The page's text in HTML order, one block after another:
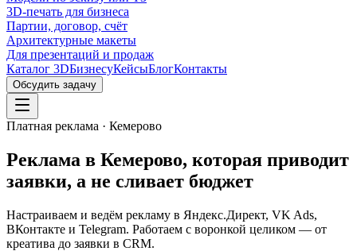
3D-печать для бизнеса
Партии, договор, счёт
Архитектурные макеты
Для презентаций и продаж
Каталог 3DБизнесуКейсыБлогКонтакты
Обсудить задачу
Платная реклама · Кемерово
Реклама в Кемерово, которая приводит
заявки, а не сливает бюджет
Настраиваем и ведём рекламу в Яндекс.Директ, VK Ads,
ВКонтакте и Telegram. Работаем с воронкой целиком — от
креатива до заявки в CRM.